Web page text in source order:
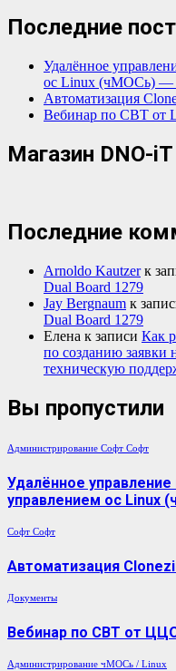
Последние
Удалённое
ос Linux (чМОСь) —
Автоматизация
Вебинар по СВТ от
Магазин DNO-iT
Последние
Arnoldo Kautzerк
Dual Board 1279
Jay Bergnaum к
Dual Board 1279
Елена к записи Как
по созданию заявки
техническую
Вы пропустили
Администрирование Софт Софт
Удалённое
управлением ос Linux
Софт Софт
Автоматизация
Документы
Вебинар по СВТ от
Администрирование чМОСь / Linux